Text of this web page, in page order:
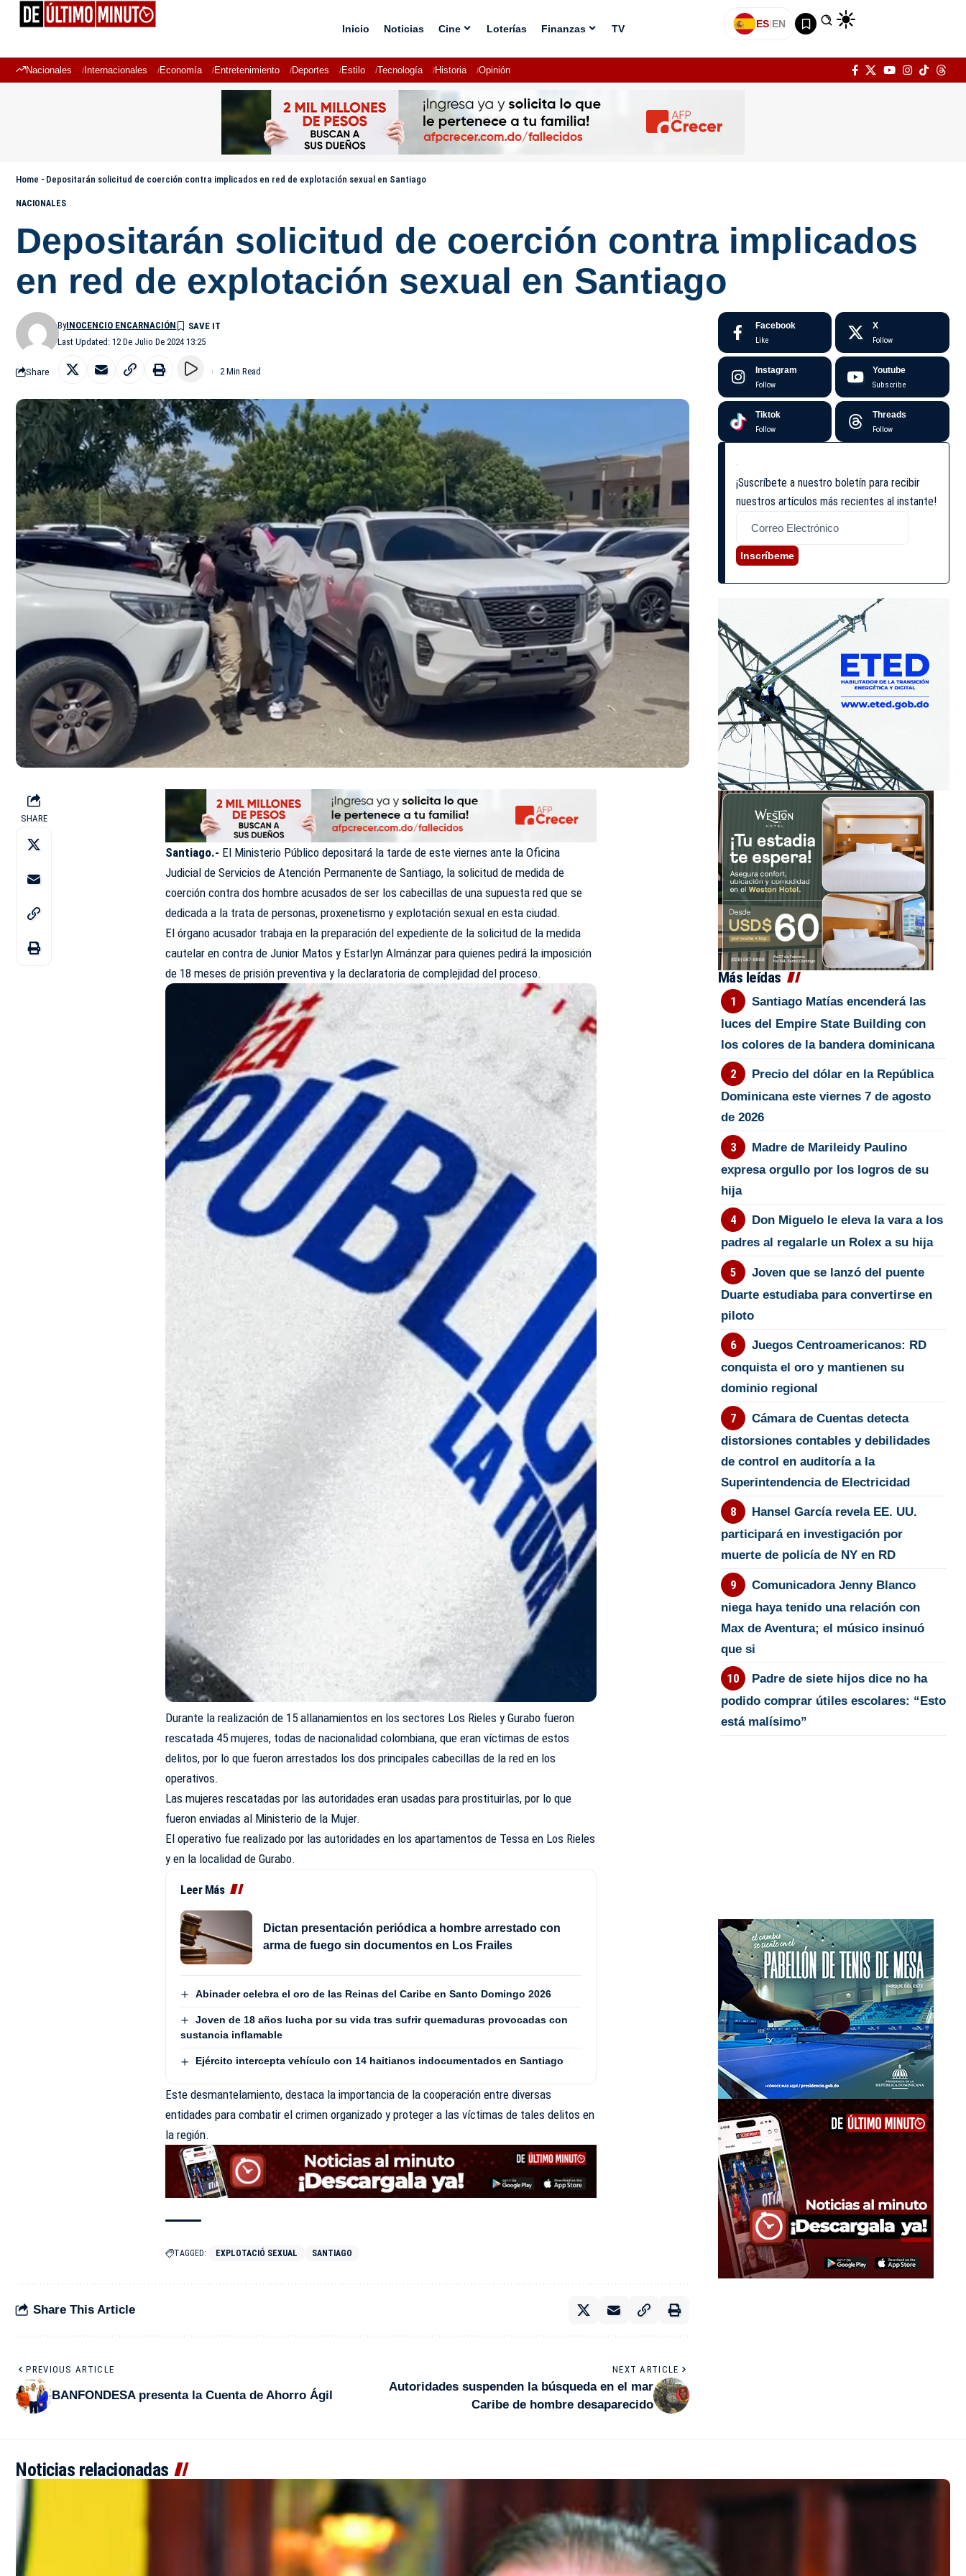
Inicio Noticias Cine Loterías Finanzas TV ES|EN
Nacionales Internacionales Economía Entretenimiento Deportes Estilo Tecnología Historia Opinión
Home - Depositarán solicitud de coerción contra implicados en red de explotación sexual en Santiago
NACIONALES
Depositarán solicitud de coerción contra implicados
en red de explotación sexual en Santiago
Last Updated: 12 De Julio De 2024 13:25
ByINOCENCIO ENCARNACIÓN
Share 2 Min Read
SHARE
Santiago.- El Ministerio Público depositará la tarde de este viernes ante la Oficina
Judicial de Servicios de Atención Permanente de Santiago, la solicitud de medida de
coerción contra dos hombre acusados de ser los cabecillas de una supuesta red que se
dedicada a la trata de personas, proxenetismo y explotación sexual en esta ciudad.
El órgano acusador trabaja en la preparación del expediente de la solicitud de la medida
cautelar en contra de Junior Matos y Estarlyn Almánzar para quienes pedirá la imposición
de 18 meses de prisión preventiva y la declaratoria de complejidad del proceso.
Durante la realización de 15 allanamientos en los sectores Los Rieles y Gurabo fueron
rescatada 45 mujeres, todas de nacionalidad colombiana, que eran víctimas de estos
delitos, por lo que fueron arrestados los dos principales cabecillas de la red en los
operativos.
Las mujeres rescatadas por las autoridades eran usadas para prostituirlas, por lo que
fueron enviadas al Ministerio de la Mujer.
El operativo fue realizado por las autoridades en los apartamentos de Tessa en Los Rieles
y en la localidad de Gurabo.
Leer Más
Dictan presentación periódica a hombre arrestado con
arma de fuego sin documentos en Los Frailes
Abinader celebra el oro de las Reinas del Caribe en Santo Domingo 2026
Joven de 18 años lucha por su vida tras sufrir quemaduras provocadas con
sustancia inflamable
Ejército intercepta vehículo con 14 haitianos indocumentados en Santiago
Este desmantelamiento, destaca la importancia de la cooperación entre diversas
entidades para combatir el crimen organizado y proteger a las víctimas de tales delitos en
la región.
TAGGED: EXPLOTACIÓ SEXUAL SANTIAGO
Share This Article
PREVIOUS ARTICLE
BANFONDESA presenta la Cuenta de Ahorro Ágil
NEXT ARTICLE
Autoridades suspenden la búsqueda en el mar
Caribe de hombre desaparecido
Facebook
Like
X
Follow
Instagram
Follow
Youtube
Subscribe
Tiktok
Follow
Threads
Follow
¡Suscríbete a nuestro boletín para recibir
nuestros artículos más recientes al instante!
Inscríbeme
Más leídas
Santiago Matías encenderá las
luces del Empire State Building con
los colores de la bandera dominicana
Precio del dólar en la República
Dominicana este viernes 7 de agosto
de 2026
Madre de Marileidy Paulino
expresa orgullo por los logros de su
hija
Don Miguelo le eleva la vara a los
padres al regalarle un Rolex a su hija
Joven que se lanzó del puente
Duarte estudiaba para convertirse en
piloto
Juegos Centroamericanos: RD
conquista el oro y mantienen su
dominio regional
Cámara de Cuentas detecta
distorsiones contables y debilidades
de control en auditoría a la
Superintendencia de Electricidad
Hansel García revela EE. UU.
participará en investigación por
muerte de policía de NY en RD
Comunicadora Jenny Blanco
niega haya tenido una relación con
Max de Aventura; el músico insinuó
que si
Padre de siete hijos dice no ha
podido comprar útiles escolares: “Esto
está malísimo”
Noticias relacionadas